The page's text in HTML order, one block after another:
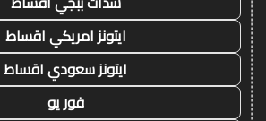
ايتونز امريكي اقساط
ايتونز سعودي اقساط
فور يو